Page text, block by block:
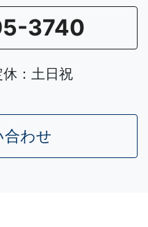
3740
：土日祝
合わせ